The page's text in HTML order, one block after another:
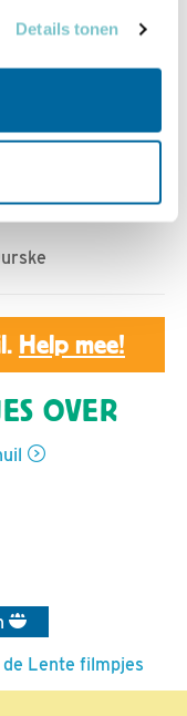
Details tonen
Help mee!
OVER
Lente filmpjes